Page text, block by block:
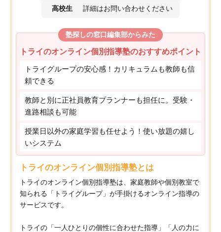
高校生 詳細はお問い合わせください
塾探しの窓口編集部からみた
トライのオンライン個別指導塾のおすすめポイント
トライグループの安心感！カリキュラムも教師も信
頼できる
教師と別に正社員教育プランナーも担任に。受験・
進路相談も可能
授業日以外の家庭学習も任せよう！使い放題の嬉し
いシステム
トライのオンライン個別指導塾とは
トライのオンライン個別指導塾は、家庭教師や個別教室で
知られる「トライグループ」が手掛けるオンライン指導の
サービスです。
トライの「一人ひとりの個性に合わせた指導」「人の力に